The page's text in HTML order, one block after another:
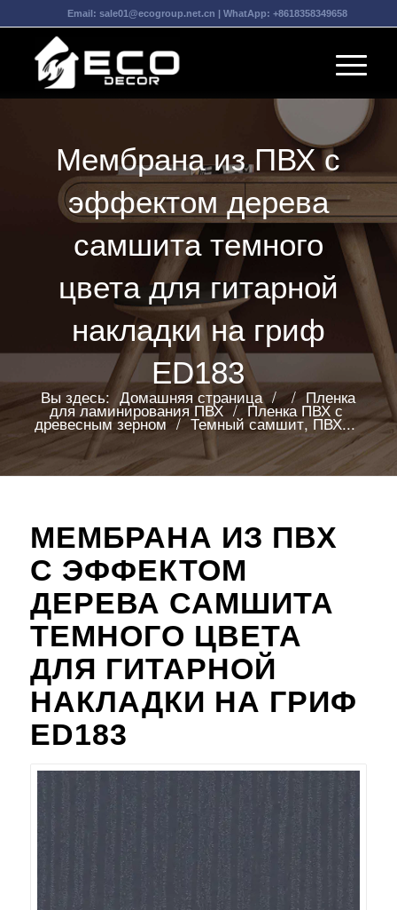
Email: sale01@ecogroup.net.cn | WhatApp: +8618358349658
Мембрана из ПВХ с
эффектом дерева
самшита темного
цвета для гитарной
накладки на гриф
ED183
Вы здесь: Домашняя страница / / Пленка
для ламинирования ПВХ / Пленка ПВХ с
древесным зерном / Темный самшит, ПВХ...
МЕМБРАНА ИЗ ПВХ
С ЭФФЕКТОМ
ДЕРЕВА САМШИТА
ТЕМНОГО ЦВЕТА
ДЛЯ ГИТАРНОЙ
НАКЛАДКИ НА ГРИФ
ED183